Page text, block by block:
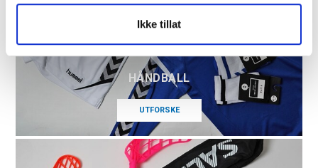
Ikke tillat
HÅNDBALL
UTFORSKE